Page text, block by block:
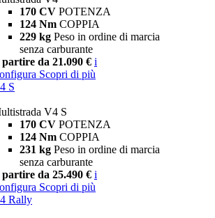
170 CV POTENZA
124 Nm COPPIA
229 kg Peso in ordine di marcia
senza carburante
partire da 21.090 € i
Scopri di più
S
V4 S
170 CV POTENZA
124 Nm COPPIA
231 kg Peso in ordine di marcia
senza carburante
partire da 25.490 € i
Scopri di più
Rally